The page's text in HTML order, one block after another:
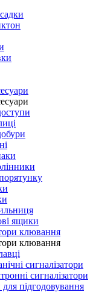
ящики
клювання
клювання
сигналізатори
сигналізатори
підгодовування